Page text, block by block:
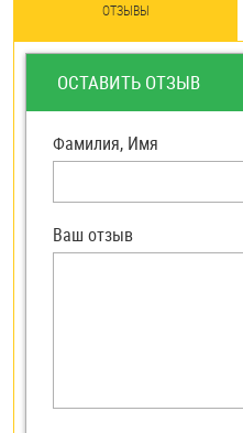
ОТЗЫВЫ
ОСТАВИТЬ ОТЗЫВ
Фамилия, Имя
Ваш отзыв